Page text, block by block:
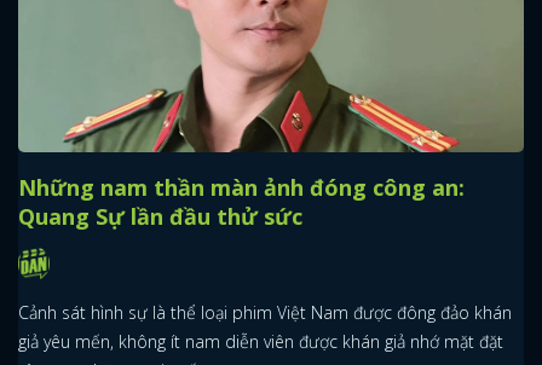
Những nam thần màn ảnh đóng công an:
Quang Sự lần đầu thử sức
Cảnh sát hình sự là thể loại phim Việt Nam được đông đảo khán
giả yêu mến, không ít nam diễn viên được khán giả nhớ mặt đặt